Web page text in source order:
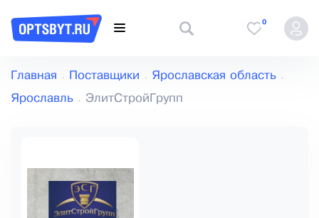
0
Главная Поставщики Ярославская область
Ярославль ЭлитСтройГрупп